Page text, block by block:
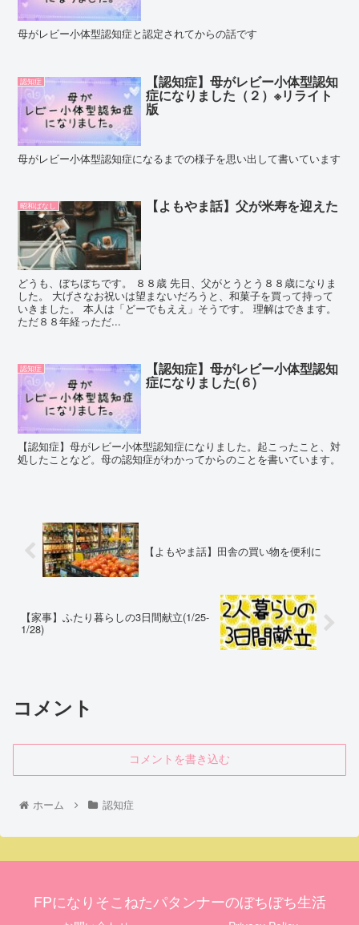
母がレビー小体型認知症と認定されてからの話です
認知症 【認知症】母がレビー小体型認知
症になりました（２）※リライト
版
母がレビー小体型認知症になるまでの様子を思い出して書いています
昭和ばなし 【よもやま話】父が米寿を迎えた
どうも、ぼちぼちです。 ８８歳 先日、父がとうとう８８歳になりま
した。 大げさなお祝いは望まないだろうと、和菓子を買って持って
いきました。 本人は「どーでもええ」そうです。 理解はできます。
ただ８８年経っただ...
認知症 【認知症】母がレビー小体型認知
症になりました(６)
【認知症】母がレビー小体型認知症になりました。起こったこと、対
処したことなど。母の認知症がわかってからのことを書いています。
【よもやま話】田舎の買い物を便利に
【家事】ふたり暮らしの3日間献立(1/25-
1/28)
コメント
コメントを書き込む
ホーム 認知症
FPになりそこねたパタンナーのぼちぼち生活